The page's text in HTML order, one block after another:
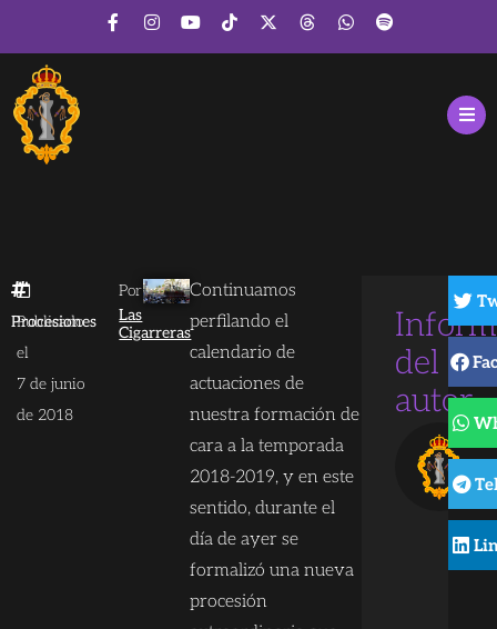
Procesiones
Publicado
el
7 de junio
de 2018
Por
Las
Cigarreras
Continuamos
perfilando el
calendario de
actuaciones de
nuestra formación de
cara a la temporada
2018-2019, y en este
sentido, durante el
día de ayer se
formalizó una nueva
procesión
del
autor